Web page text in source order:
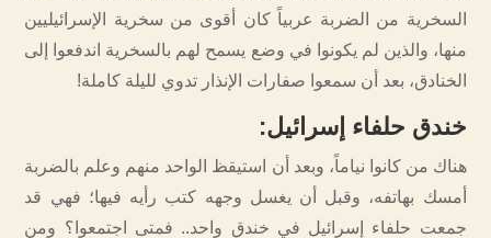
السخرية من الضربة عربياً كان أقوى من سخرية الإسرائيليين
منها، والذين لم يكونوا في وضع يسمح لهم بالسخرية اندفعوا إلى
الخنادق، بعد أن سمعوا صفارات الإنذار تدوي لليلة كاملة!
خندق حلفاء إسرائيل:
هناك من كانوا نياماً، وبعد أن استيقظ الواحد منهم وعلم بالضربة
أمسك بهاتفه، وقبل أن يغسل وجهه كتب رأيه فيها؛ فهي قد
جمعت حلفاء إسرائيل في خندق واحد.. فمتى اجتمعوا؟ ومن